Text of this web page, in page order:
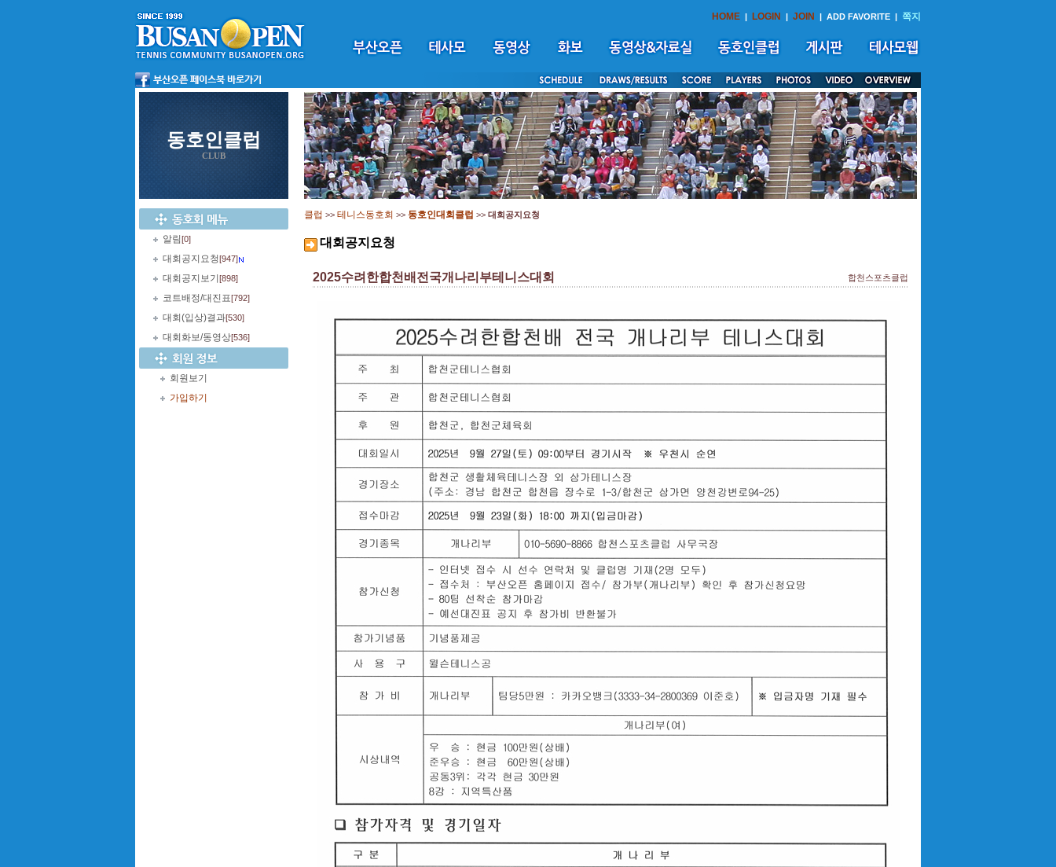
HOME | LOGIN | JOIN | ADD FAVORITE | 쪽지
동호인클럽
CLUB
알림[0]
대회공지요청[947]
대회공지보기 [898]
코트배정/대진표[792]
대회(입상)결과[530]
대회화보/동영상[536]
회원보기
가입하기
클럽 >> 테니스동호회 >> 동호인대회클럽 >> 대회공지요청
대회공지요청
2025수려한합천배전국개나리부테니스대회 합천스포츠클럽